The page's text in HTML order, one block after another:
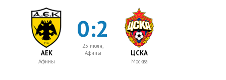
АЕК
Афины
0:2
25 июля,
Афины
ЦСКА
Москва